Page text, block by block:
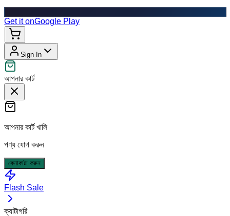
Get it onGoogle Play
Sign In
আপনার কার্ট
আপনার কার্ট খালি
পণ্য যোগ করুন
কেনাকাটা করুন
Flash Sale
ক্যাটাগরি